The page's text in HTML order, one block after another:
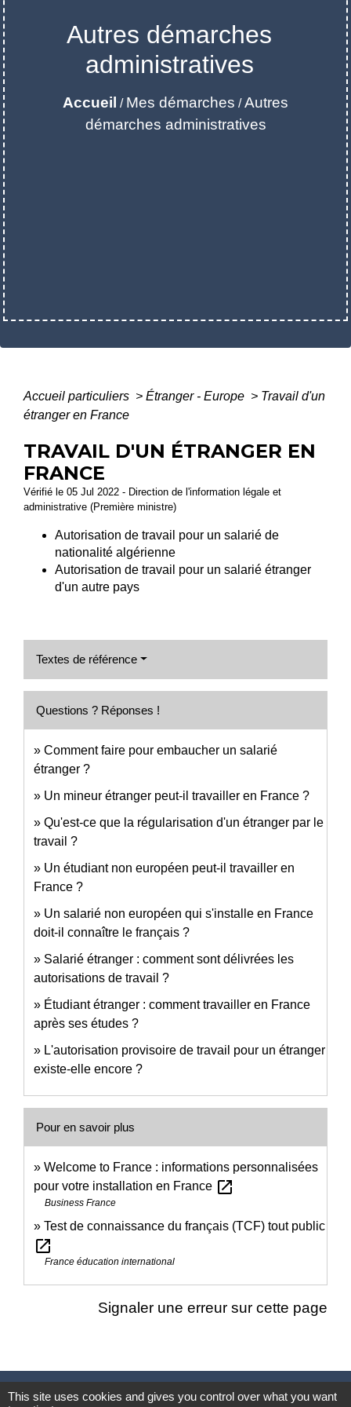
Autres démarches
administratives
Accueil / Mes démarches /Autres
démarches administratives
Accueil particuliers > Étranger - Europe > Travail d'un
étranger en France
TRAVAIL D'UN ÉTRANGER EN
FRANCE
Vérifié le 05 Jul 2022 - Direction de l'information légale et
administrative (Première ministre)
Autorisation de travail pour un salarié de
nationalité algérienne
Autorisation de travail pour un salarié étranger
d'un autre pays
Textes de référence
Questions ? Réponses !
Comment faire pour embaucher un salarié
étranger ?
Un mineur étranger peut-il travailler en France ?
Qu'est-ce que la régularisation d'un étranger par le
travail ?
Un étudiant non européen peut-il travailler en
France ?
Un salarié non européen qui s'installe en France
doit-il connaître le français ?
Salarié étranger : comment sont délivrées les
autorisations de travail ?
Étudiant étranger : comment travailler en France
après ses études ?
L'autorisation provisoire de travail pour un étranger
existe-elle encore ?
Pour en savoir plus
Welcome to France : informations personnalisées
pour votre installation en France open_in_new
Business France
Test de connaissance du français (TCF) tout public
open_in_new
France éducation international
Signaler une erreur sur cette page
Nous contacter
This site uses cookies and gives you control over what you want